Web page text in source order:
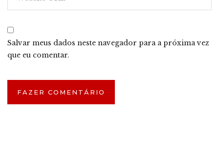
Salvar meus dados neste navegador para a próxima vez
que eu comentar.